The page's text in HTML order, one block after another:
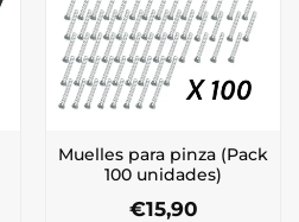
Muelles para pinza (Pack
100 unidades)
€15,90